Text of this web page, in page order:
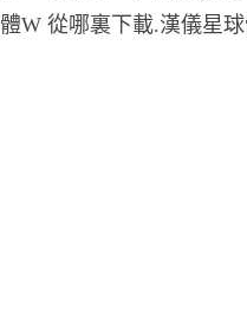
體W 從哪裏下載.漢儀星